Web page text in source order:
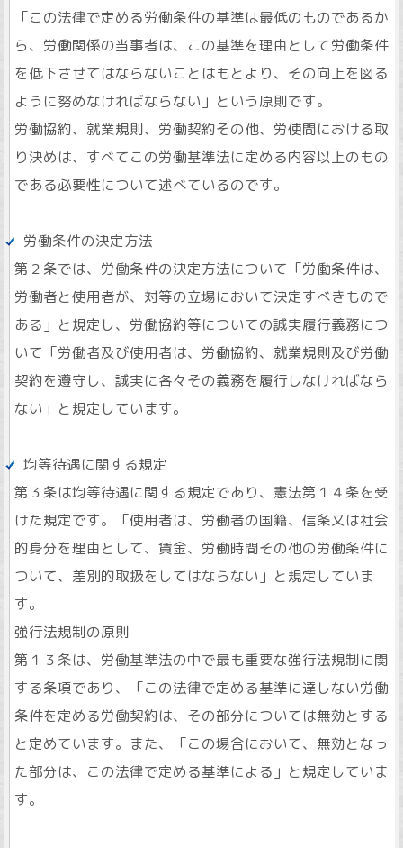
「この法律で定める労働条件の基準は最低のものであるか
ら、労働関係の当事者は、この基準を理由として労働条件
を低下させてはならないことはもとより、その向上を図る
ように努めなければならない」という原則です。
労働協約、就業規則、労働契約その他、労使間における取
り決めは、すべてこの労働基準法に定める内容以上のもの
である必要性について述べているのです。
労働条件の決定方法
第２条では、労働条件の決定方法について「労働条件は、
労働者と使用者が、対等の立場において決定すべきもので
ある」と規定し、労働協約等についての誠実履行義務につ
いて「労働者及び使用者は、労働協約、就業規則及び労働
契約を遵守し、誠実に各々その義務を履行しなければなら
ない」と規定しています。
均等待遇に関する規定
第３条は均等待遇に関する規定であり、憲法第１４条を受
けた規定です。「使用者は、労働者の国籍、信条又は社会
的身分を理由として、賃金、労働時間その他の労働条件に
ついて、差別的取扱をしてはならない」と規定していま
す。
強行法規制の原則
第１３条は、労働基準法の中で最も重要な強行法規制に関
する条項であり、「この法律で定める基準に達しない労働
条件を定める労働契約は、その部分については無効とする
と定めています。また、「この場合において、無効となっ
た部分は、この法律で定める基準による」と規定していま
す。